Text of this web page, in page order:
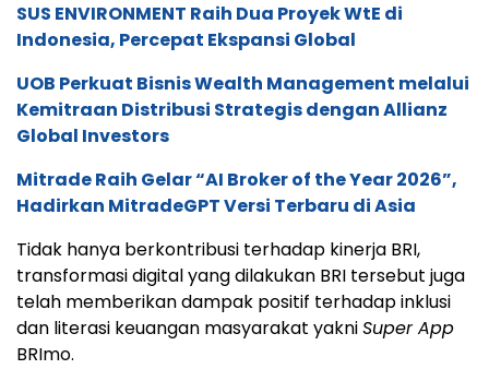
SUS ENVIRONMENT Raih Dua Proyek WtE di
Indonesia, Percepat Ekspansi Global
UOB Perkuat Bisnis Wealth Management melalui
Kemitraan Distribusi Strategis dengan Allianz
Global Investors
Mitrade Raih Gelar “AI Broker of the Year 2026”,
Hadirkan MitradeGPT Versi Terbaru di Asia
Tidak hanya berkontribusi terhadap kinerja BRI,
transformasi digital yang dilakukan BRI tersebut juga
telah memberikan dampak positif terhadap inklusi
dan literasi keuangan masyarakat yakniSuper App
BRImo.